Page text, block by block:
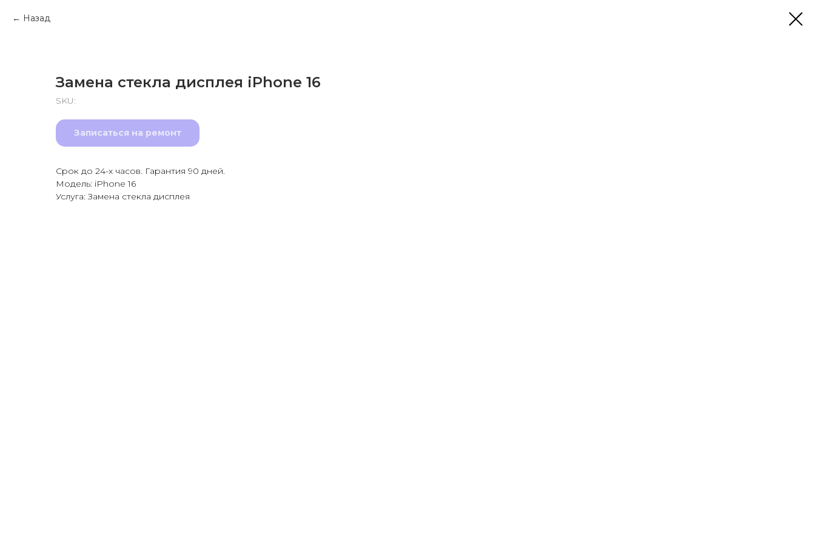
Назад
Замена стекла дисплея iPhone 16
SKU:
Записаться на ремонт
Срок до 24-х часов. Гарантия 90 дней.
Модель: iPhone 16
Услуга: Замена стекла дисплея